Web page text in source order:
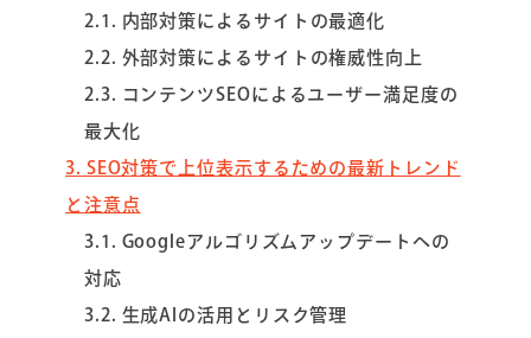
2.1 内部対策によるサイトの最適化
2.2 外部対策によるサイトの権威性向上
2.3 コンテンツSEOによるユーザー満足度の
最大化
3 SEO対策で上位表示するための最新トレンド
と注意点
3.1 Googleアルゴリズムアップデートへの
対応
3.2 生成AIの活用とリスク管理